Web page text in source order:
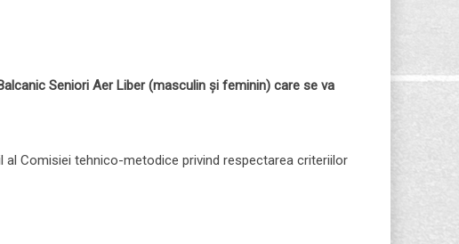
Seniori Aer Liber (masculin și feminin) care se va
al Comisiei tehnico-metodice privind respectarea criteriilor